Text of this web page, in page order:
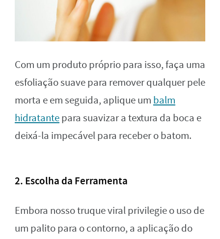
Com um produto próprio para isso, faça uma
esfoliação suave para remover qualquer pele
morta e em seguida, aplique um balm
hidratantepara suavizar a textura da boca e
deixá-la impecável para receber o batom.
2. Escolha da Ferramenta
Embora nosso truque viral privilegie o uso de
um palito para o contorno, a aplicação do